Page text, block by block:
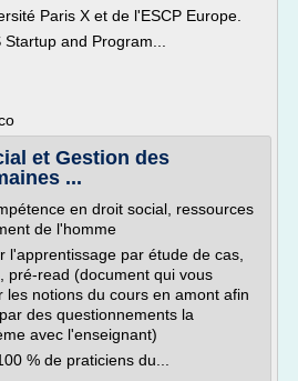
Paris X et de l'ESCP Europe.
and Program...
et Gestion des
...
en droit social, ressources
de l'homme
l'apprentissage par étude de cas,
pré-read (document qui vous
les notions du cours en amont afin
des questionnements la
avec l'enseignant)
% de praticiens du...